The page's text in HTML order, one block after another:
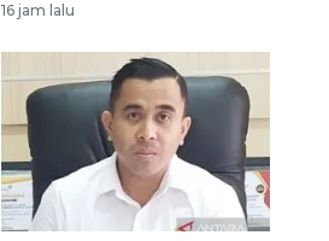
16 jam lalu